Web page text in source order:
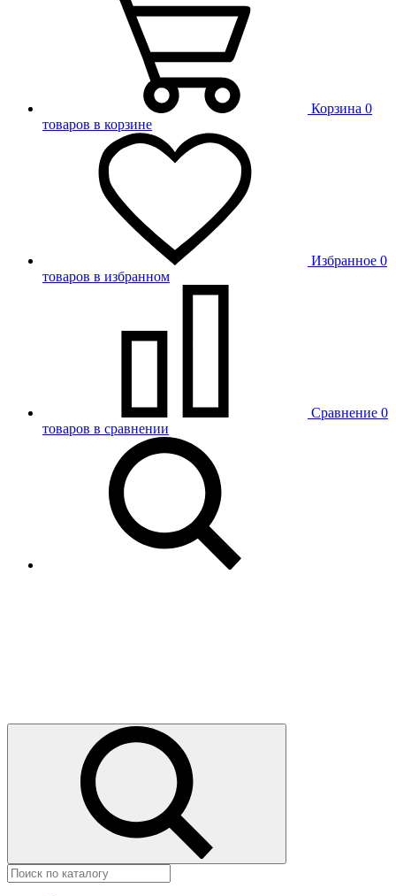
Корзина 0
товаров в корзине
Избранное 0
товаров в избранном
Сравнение 0
товаров в сравнении